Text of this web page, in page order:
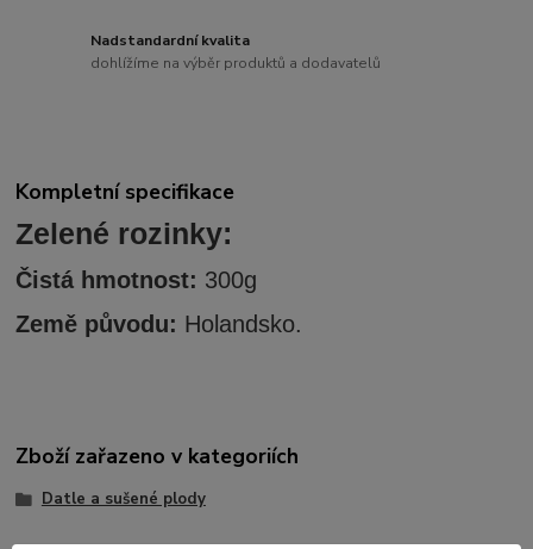
Nadstandardní kvalita
dohlížíme na výběr produktů a dodavatelů
Kompletní specifikace
Zelené rozinky:
Čistá hmotnost: 300g
Země původu: Holandsko.
Zboží zařazeno v kategoriích
Datle a sušené plody